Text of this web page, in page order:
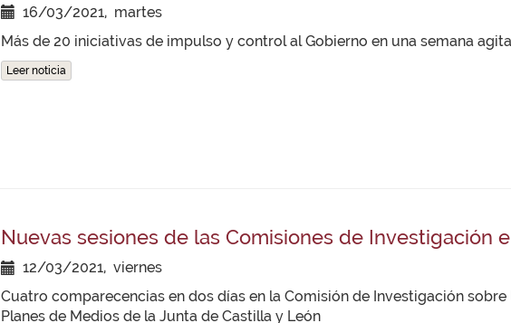
16/03/2021, martes
Más de 20 iniciativas de impulso y control al Gobierno en una semana
Leer noticia
Nuevas sesiones de las Comisiones de Investigación
12/03/2021, viernes
Cuatro comparecencias en dos días en la Comisión de Investigación sobre
Planes de Medios de la Junta de Castilla y León